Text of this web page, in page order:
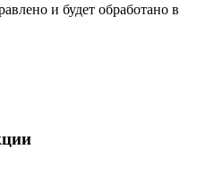
и будет обработано в